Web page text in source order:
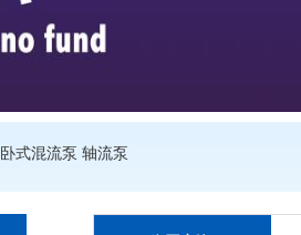
卧式混流泵 轴流泵